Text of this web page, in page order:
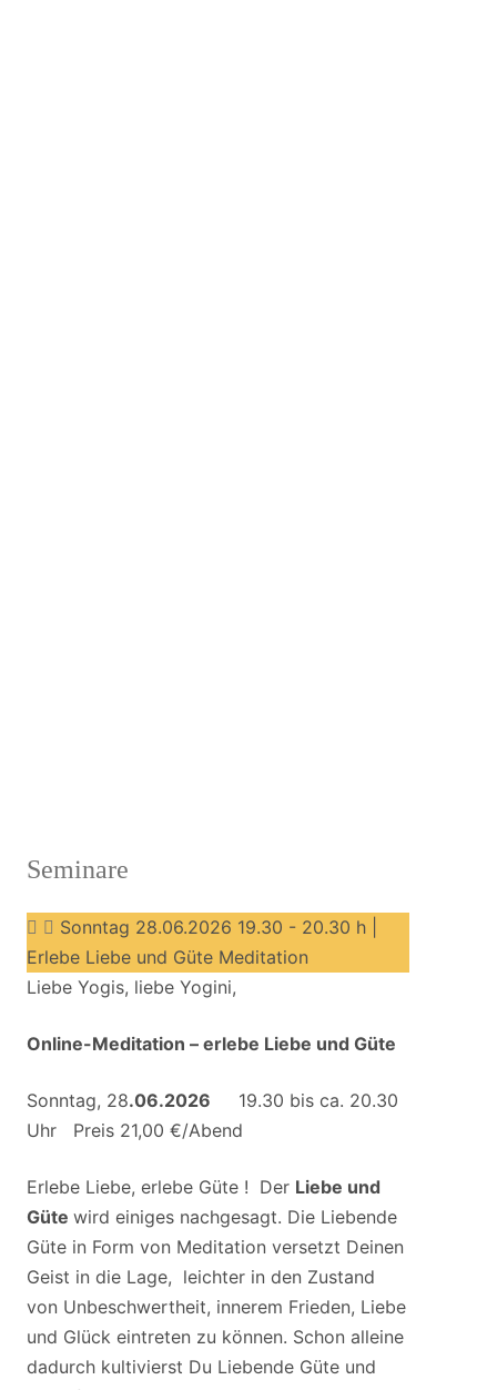
Seminare
Sonntag 28.06.2026 19.30 - 20.30 h |
Erlebe Liebe und Güte Meditation
Liebe Yogis, liebe Yogini,
Online-Meditation – erlebe Liebe und Güte
Sonntag, 28.06.2026 19.30 bis ca. 20.30
Uhr Preis 21,00 €/Abend
Erlebe Liebe, erlebe Güte ! Der Liebe und
Güte wird einiges nachgesagt. Die Liebende
Güte in Form von Meditation versetzt Deinen
Geist in die Lage, leichter in den Zustand
von Unbeschwertheit, innerem Frieden, Liebe
und Glück eintreten zu können. Schon alleine
dadurch kultivierst Du Liebende Güte und